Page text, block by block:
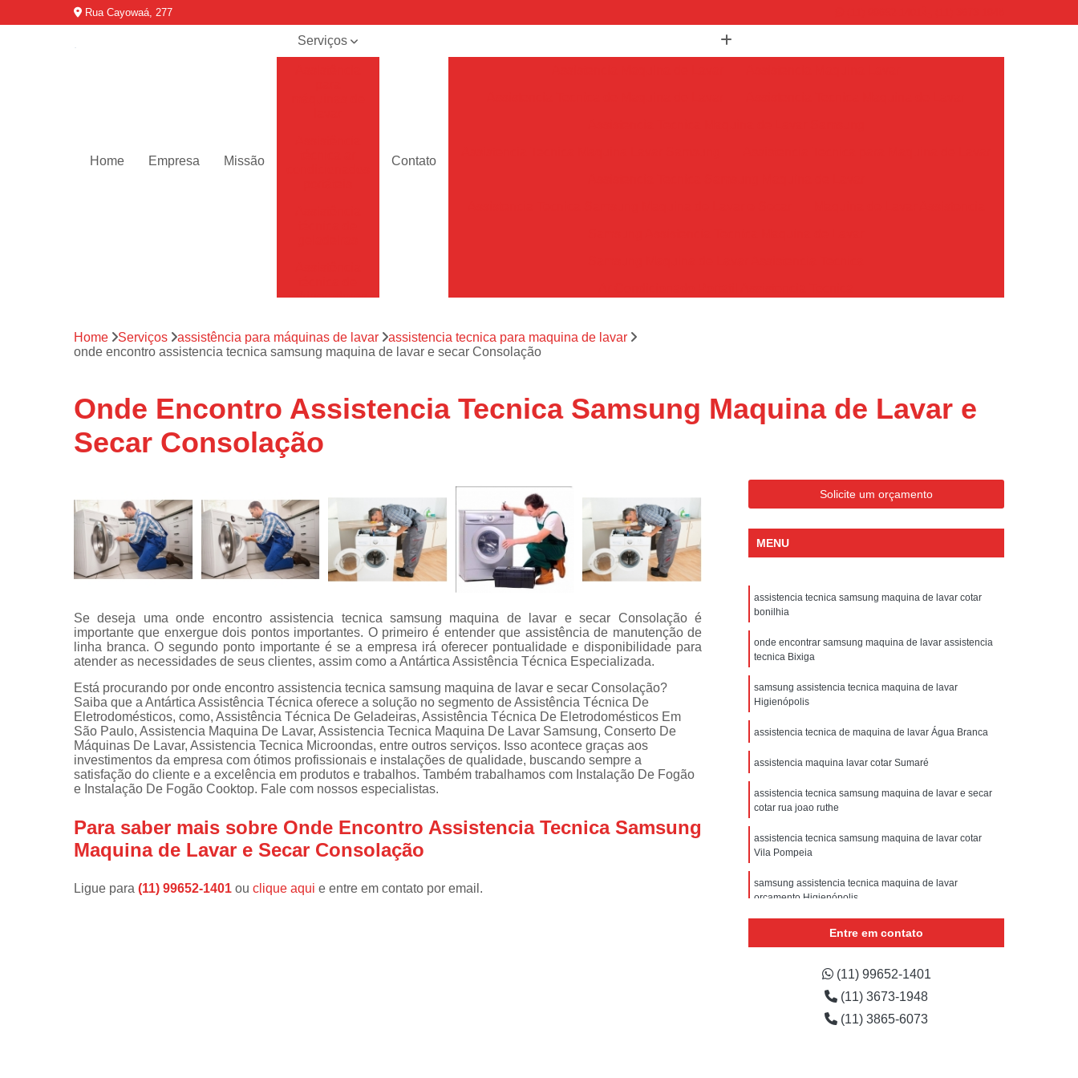
Rua Cayowaá, 277
Home Empresa Missão
Serviços
refrigeradores
técnica de
secadoras
fogão
Assistências
técnicas de
máquinas de
lavar
Consertos de
adega
expositoras
Instalação de
fogões
Instalação de
máquinas de
lavar roupa
Instalações de
lava e seca
Manutenções
Manutenções
em freezer
Contato
Assistencia Tecnica Ar Condicionado Portatil
Assistencia Tecnica Ar Condicionado Portatil Philco
Assistencia Tecnica Ar Condicionado Tipo Portatil
Assistencia Tecnica de Ar Condicionado Portatil Philco
Assistencia Tecnica em Ar Condicionado Portatil
Assistencia Tecnica para Ar Condicionado Portatil
Assistencia Tecnica de Geladeira Electrolux
Assistencia Tecnica Electrolux Geladeira
Assistencia Tecnica Geladeira
Assistencia Tecnica Geladeira Electrolux
Assistencia Tecnica Resfriar Geladeira
Electrolux Assistencia Tecnica Geladeira
Electrolux Geladeira Assistencia Tecnica
Geladeira Assistencia Tecnica
Geladeira Electrolux Assistencia Tecnica
Assistencia Tecnica de Refrigerador Electrolux
Assistencia Tecnica Electrolux Refrigerador
Assistencia Tecnica Refrigerador
Assistencia Tecnica Refrigerador com Defeito
Assistencia Tecnica Refrigerador com Problema
Assistencia Tecnica Refrigerador Electrolux
Assistencia Tecnica Refrigerador Não Liga
Refrigerador Electrolux Assistencia Tecnica
Assistencia Tecnica Lavadora Secadora Samsung
Assistencia Tecnica Maquina Secadora
Assistencia Tecnica Maquina Secadora de Roupa
Assistencia Tecnica para Secadora
Assistencia Tecnica Samsung Lavadora e Secadora
Assistencia Tecnica Secadora
Assistencia Tecnica Secadora Samsung
Assistencia Tecnica de Fogão
Assistencia Tecnica Fogão
Home Serviços assistência para máquinas de lavar
assistencia tecnica para maquina de lavar
onde encontro assistencia tecnica samsung maquina de lavar e secar Consolação
Onde Encontro Assistencia Tecnica Samsung Maquina de Lavar e
Secar Consolação
Se deseja uma onde encontro assistencia tecnica samsung maquina de lavar e secar Consolação é
importante que enxergue dois pontos importantes. O primeiro é entender que assistência de manutenção de
linha branca. O segundo ponto importante é se a empresa irá oferecer pontualidade e disponibilidade para
atender as necessidades de seus clientes, assim como a Antártica Assistência Técnica Especializada.
Está procurando por onde encontro assistencia tecnica samsung maquina de lavar e secar Consolação?
Saiba que a Antártica Assistência Técnica oferece a solução no segmento de Assistência Técnica De
Eletrodomésticos, como, Assistência Técnica De Geladeiras, Assistência Técnica De Eletrodomésticos Em
São Paulo, Assistencia Maquina De Lavar, Assistencia Tecnica Maquina De Lavar Samsung, Conserto De
Máquinas De Lavar, Assistencia Tecnica Microondas, entre outros serviços. Isso acontece graças aos
investimentos da empresa com ótimos profissionais e instalações de qualidade, buscando sempre a
satisfação do cliente e a excelência em produtos e trabalhos. Também trabalhamos com Instalação De Fogão
e Instalação De Fogão Cooktop. Fale com nossos especialistas.
Para saber mais sobre Onde Encontro Assistencia Tecnica Samsung
Maquina de Lavar e Secar Consolação
Ligue para (11) 99652-1401 ou clique aqui e entre em contato por email.
Solicite um orçamento
MENU
assistencia tecnica samsung maquina de lavar cotar
bonilhia
onde encontrar samsung maquina de lavar assistencia
tecnica Bixiga
samsung assistencia tecnica maquina de lavar
Higienópolis
assistencia tecnica de maquina de lavar Água Branca
assistencia maquina lavar cotar Sumaré
assistencia tecnica samsung maquina de lavar e secar
cotar rua joao ruthe
assistencia tecnica samsung maquina de lavar cotar
Vila Pompeia
samsung assistencia tecnica maquina de lavar
orçamento Higienópolis
assistencia tecnica samsung maquina de lavar e secar
onde encontro assistencia tecnica samsung maquina de
lavar Vila Barreto
Entre em contato
(11) 99652-1401
(11) 3673-1948
(11) 3865-6073